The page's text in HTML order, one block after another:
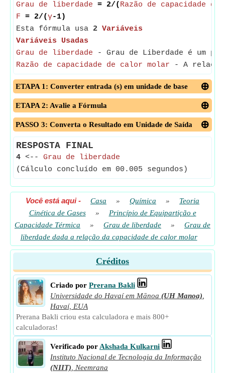
Grau de liberdade = 2/( Razão de capacidade
F = 2/(γ-1)
Esta fórmula usa 2 Variáveis
Variáveis Usadas
Grau de liberdade - Grau de Liberdade é um
Razão de capacidade de calor molar - A relação
ETAPA 1: Converter entrada (s) em unidade de base
ETAPA 2: Avalie a Fórmula
PASSO 3: Converta o Resultado em Unidade de Saída
RESPOSTA FINAL
4 <-- Grau de liberdade
(Cálculo concluído em 00.005 segundos)
Você está aqui- Casa » Química »
Teoria
Cinética de Gases
»
Princípio de Equipartição e
Capacidade Térmica
» Grau de liberdade »
Grau de
liberdade dada a relação da capacidade de calor molar
Créditos
Criado por Prerana Bakli
Universidade do Havaí em Mānoa (UH Manoa)
Havaí, EUA
Prerana Bakli criou esta calculadora e mais 800+
calculadoras!
Verificado por Akshada Kulkarni
Instituto Nacional de Tecnologia da Informação
(NIIT)
Neemrana